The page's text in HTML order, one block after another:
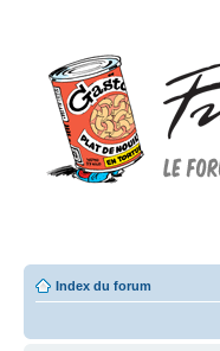
Index du forum